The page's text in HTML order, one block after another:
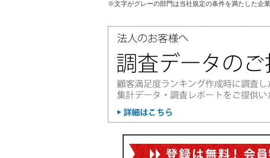
※文字がグレーの部門は当社規定の条件を満たした企